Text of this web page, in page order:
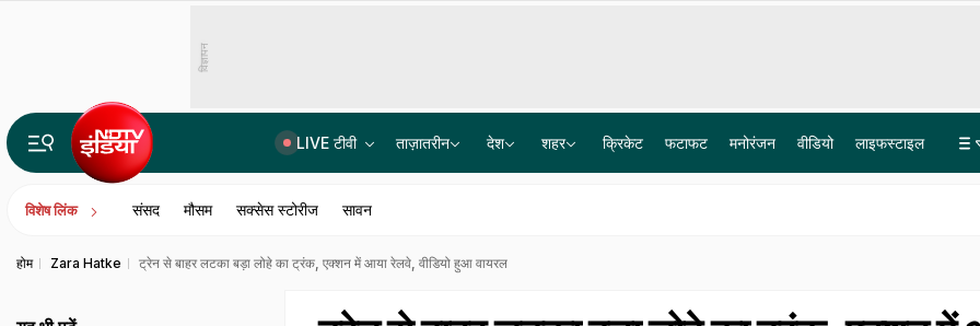
विज्ञापन
LIVE टीवी ताज़ातरीन देश शहर क्रिकेट फटाफट मनोरंजन वीडियो लाइफस्टाइल
विशेष लिंक संसद मौसम सक्सेस स्टोरीज सावन
होम Zara Hatke ट्रेन से बाहर लटका बड़ा लोहे का ट्रंक, एक्शन में आया रेलवे, वीडियो हुआ वायरल